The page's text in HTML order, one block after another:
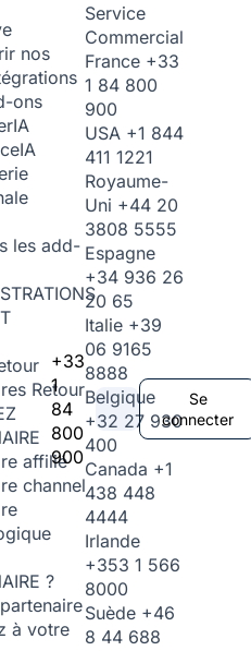
nos
ons
IA
IA
les add-
Retour
affilié
channel
?
à votre
+33
1
84
800
900
Service
Commercial
France +33
1 84 800
900
USA +1 844
411 1221
Royaume-
Uni +44 20
3808 5555
Espagne
+34 936 26
20 65
Italie +39
06 9165
8888
Belgique
+32 27 930
400
Canada +1
438 448
4444
Irlande
+353 1 566
8000
Suède +46
8 44 688
Se
connecter